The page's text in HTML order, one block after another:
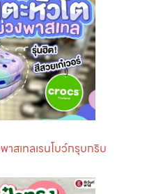
สเทลเรนโบว์กรุบกริบ